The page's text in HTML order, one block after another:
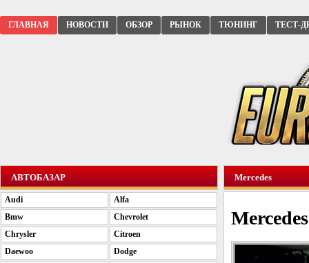
ГЛАВНАЯ НОВОСТИ ОБЗОР РЫНОК ТЮНИНГ ТЕСТ-
Mercedes
АВТОБАЗАР
Audi
Alfa
Bmw
Chevrolet
Chrysler
Citroen
Daewoo
Dodge